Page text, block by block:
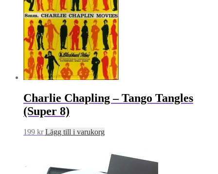
Charlie Chapling – Tango Tangles
(Super 8)
199 kr Lägg till i varukorg